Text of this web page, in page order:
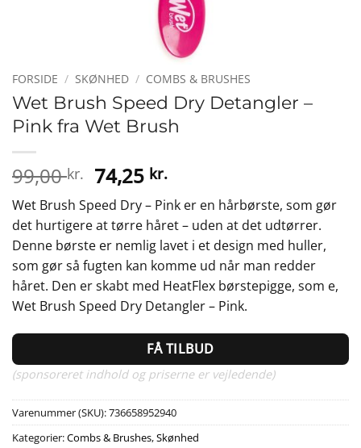
FORSIDE / SKØNHED / COMBS & BRUSHES
Wet Brush Speed Dry Detangler –
Pink fra Wet Brush
99,00kr. Den
oprindelige
pris
var:
99,00 kr..
74,25 kr.Den
aktuelle
pris
er:
74,25 kr..
Wet Brush Speed Dry – Pink er en hårbørste, som gør
det hurtigere at tørre håret – uden at det udtørrer.
Denne børste er nemlig lavet i et design med huller,
som gør så fugten kan komme ud når man redder
håret. Den er skabt med HeatFlex børstepigge, som e,
Wet Brush Speed Dry Detangler – Pink.
FÅ TILBUD
(sponsoreret indhold og priserne er vejledende)
Varenummer (SKU):736658952940
Kategorier:Combs & Brushes,Skønhed